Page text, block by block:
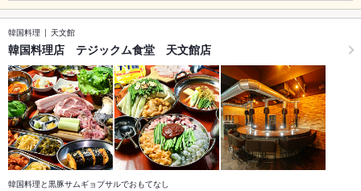
韓国料理 天文館
韓国料理店 テジックム食堂 天文館店
韓国料理と黒豚サムギョプサルでおもてなし